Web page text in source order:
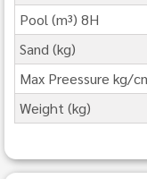
Pool (m³) 8H
Sand (kg)
Max Preessure kg/
Weight (kg)